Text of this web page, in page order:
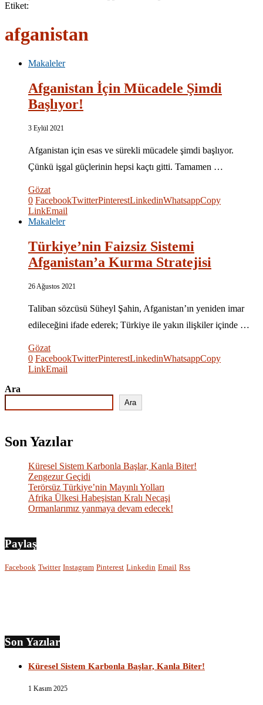
Etiket:
afganistan
Makaleler
Afganistan İçin Mücadele Şimdi
Başlıyor!
3 Eylül 2021
Afganistan için esas ve sürekli mücadele şimdi başlıyor.
Çünkü işgal güçlerinin hepsi kaçtı gitti. Tamamen …
Gözat
0 FacebookTwitterPinterestLinkedinWhatsappCopy
LinkEmail
Makaleler
Türkiye’nin Faizsiz Sistemi
Afganistan’a Kurma Stratejisi
26 Ağustos 2021
Taliban sözcüsü Süheyl Şahin, Afganistan’ın yeniden imar
edileceğini ifade ederek; Türkiye ile yakın ilişkiler içinde …
Gözat
0 FacebookTwitterPinterestLinkedinWhatsappCopy
LinkEmail
Ara
Ara
Son Yazılar
Küresel Sistem Karbonla Başlar, Kanla Biter!
Zengezur Geçidi
Terörsüz Türkiye’nin Mayınlı Yolları
Afrika Ülkesi Habeşistan Kralı Necaşi
Ormanlarımız yanmaya devam edecek!
Paylaş
Facebook Twitter Instagram Pinterest Linkedin Email Rss
Son Yazılar
Küresel Sistem Karbonla Başlar, Kanla Biter!
1 Kasım 2025